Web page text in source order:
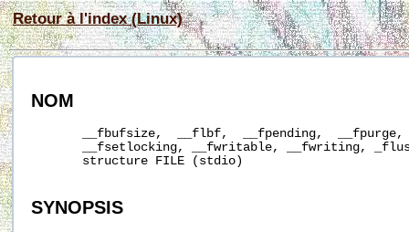
Retour à l'index (Linux)
NOM
__fbufsize,  __flbf,  __fpending,
__fsetlocking, __fwritable, __fwriting,
       structure FILE (stdio)
SYNOPSIS